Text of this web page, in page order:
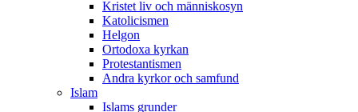
Kristet liv och människosyn
Katolicismen
Helgon
Ortodoxa kyrkan
Protestantismen
Andra kyrkor och samfund
Islam
Islams grunder